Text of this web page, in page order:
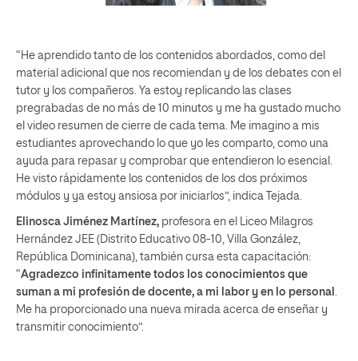
“He aprendido tanto de los contenidos abordados, como del
material adicional que nos recomiendan y de los debates con el
tutor y los compañeros. Ya estoy replicando las clases
pregrabadas de no más de 10 minutos y me ha gustado mucho
el video resumen de cierre de cada tema. Me imagino a mis
estudiantes aprovechando lo que yo les comparto, como una
ayuda para repasar y comprobar que entendieron lo esencial.
He visto rápidamente los contenidos de los dos próximos
módulos y ya estoy ansiosa por iniciarlos”, indica Tejada.
Elinosca Jiménez Martínez, profesora en el Liceo Milagros
Hernández JEE (Distrito Educativo 08-10, Villa González,
República Dominicana), también cursa esta capacitación:
“Agradezco infinitamente todos los conocimientos que
suman a mi profesión de docente, a mi labor y en lo personal .
Me ha proporcionado una nueva mirada acerca de enseñar y
transmitir conocimiento”.